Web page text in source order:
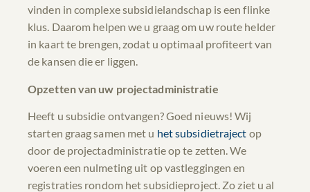
vinden in complexe subsidielandschap is een flinke
klus. Daarom helpen we u graag om uw route helder
in kaart te brengen, zodat u optimaal profiteert van
de kansen die er liggen.
Opzetten van uw projectadministratie
Heeft u subsidie ontvangen? Goed nieuws! Wij
starten graag samen met u het subsidietraject op
door de projectadministratie op te zetten. We
voeren een nulmeting uit op vastleggingen en
registraties rondom het subsidieproject. Zo ziet u al